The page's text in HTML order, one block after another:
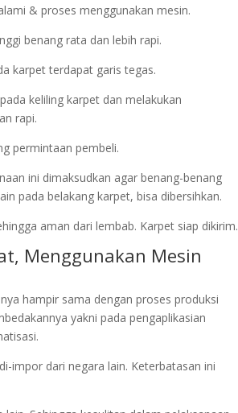
& proses menggunakan mesin.
benang rata dan lebih rapi.
karpet terdapat garis tegas.
keliling karpet dan melakukan
rapi.
permintaan pembeli.
ini dimaksudkan agar benang-benang
pada belakang karpet, bisa dibersihkan.
aman dari lembab. Karpet siap dikirim.
Menggunakan Mesin
hampir sama dengan proses produksi
yakni pada pengaplikasian
impor dari negara lain. Keterbatasan ini